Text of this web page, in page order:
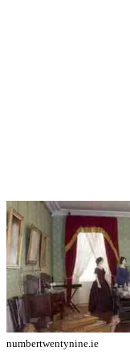
numbertwentynine.ie